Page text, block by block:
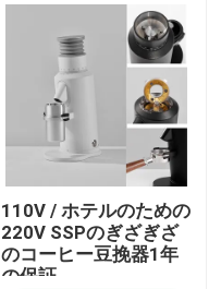
110V / ホテルのための
220V SSPのぎざぎざ
のコーヒー豆挽器1年
の保証